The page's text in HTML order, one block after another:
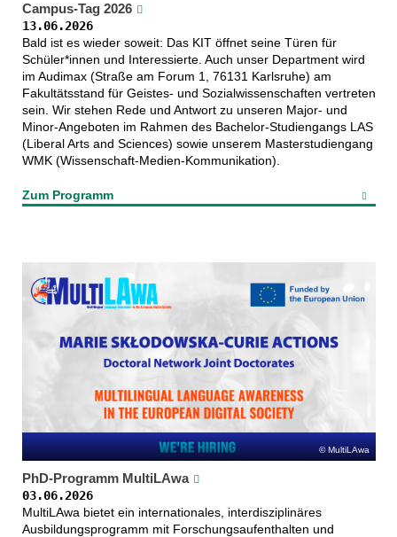
Campus-Tag 2026
13.06.2026
Bald ist es wieder soweit: Das KIT öffnet seine Türen für
Schüler*innen und Interessierte. Auch unser Department wird
im Audimax (Straße am Forum 1, 76131 Karlsruhe) am
Fakultätsstand für Geistes- und Sozialwissenschaften vertreten
sein. Wir stehen Rede und Antwort zu unseren Major- und
Minor-Angeboten im Rahmen des Bachelor-Studiengangs LAS
(Liberal Arts and Sciences) sowie unserem Masterstudiengang
WMK (Wissenschaft-Medien-Kommunikation).
Zum Programm
MultiLAwa
PhD-Programm MultiLAwa
03.06.2026
MultiLAwa bietet ein internationales, interdisziplinäres
Ausbildungsprogramm mit Forschungsaufenthalten und